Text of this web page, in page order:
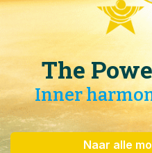
The
Inner
Naar alle